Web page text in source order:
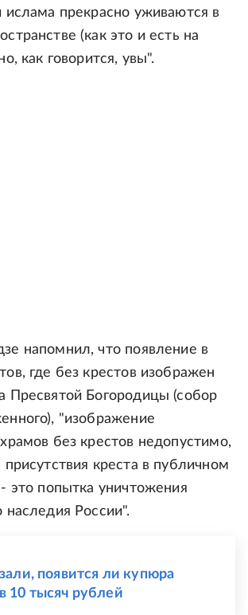
ислама прекрасно уживаются в
(как это и есть на
как говорится, увы".
напомнил, что появление в
где без крестов изображен
Пресвятой Богородицы (собор
"изображение
без крестов недопустимо,
присутствия креста в публичном
это попытка уничтожения
наследия России".
появится ли купюра
10 тысяч рублей